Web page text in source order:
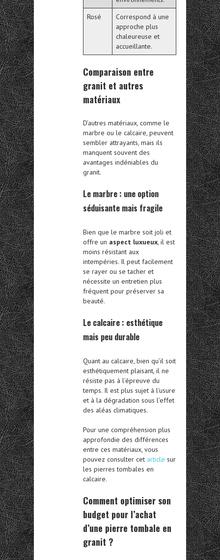
Rosé
Correspond à une
approche plus
chaleureuse et
accueillante.
Comparaison entre
granit et autres
matériaux
D’autres matériaux, comme le
marbre ou le calcaire, peuvent
sembler attrayants, mais ils
manquent souvent des
avantages indéniables du
granit.
Le marbre : une option
séduisante mais fragile
Bien que le marbre soit joli et
offre un aspect luxueux, il est
moins résistant aux
intempéries. Il peut facilement
se rayer ou se tacher et
nécessite un entretien plus
fréquent pour préserver sa
beauté.
Le calcaire : esthétique
mais peu durable
Quant au calcaire, bien qu’il soit
esthétiquement plaisant, il ne
résiste pas à l’épreuve du
temps. Il est plus sujet à l’usure
et à la dégradation sous l’effet
des aléas climatiques.
Pour une compréhension plus
approfondie des différences
entre ces matériaux, vous
pouvez consulter cet article sur
les pierres tombales en
calcaire.
Comment optimiser son
budget pour l’achat
d’une pierre tombale en
granit ?